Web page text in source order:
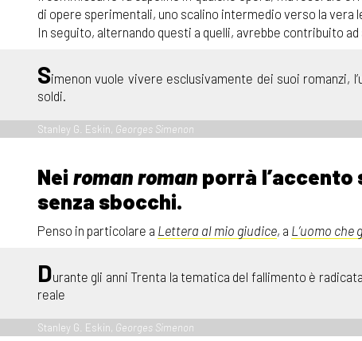
di opere sperimentali, uno scalino intermedio verso la vera
In seguito, alternando questi a quelli, avrebbe contribuito
Simenon vuole vivere esclusivamente dei suoi romanzi,
soldi.
Stanley G. Eskin, Georges Simenon
Nei roman romanporrà l’accento
senza sbocchi.
Penso in particolare a Lettera al mio giudice, a L’uomo
Durante gli anni Trenta la tematica del fallimento è
reale
Stanley G. Eskin, Georges Simenon